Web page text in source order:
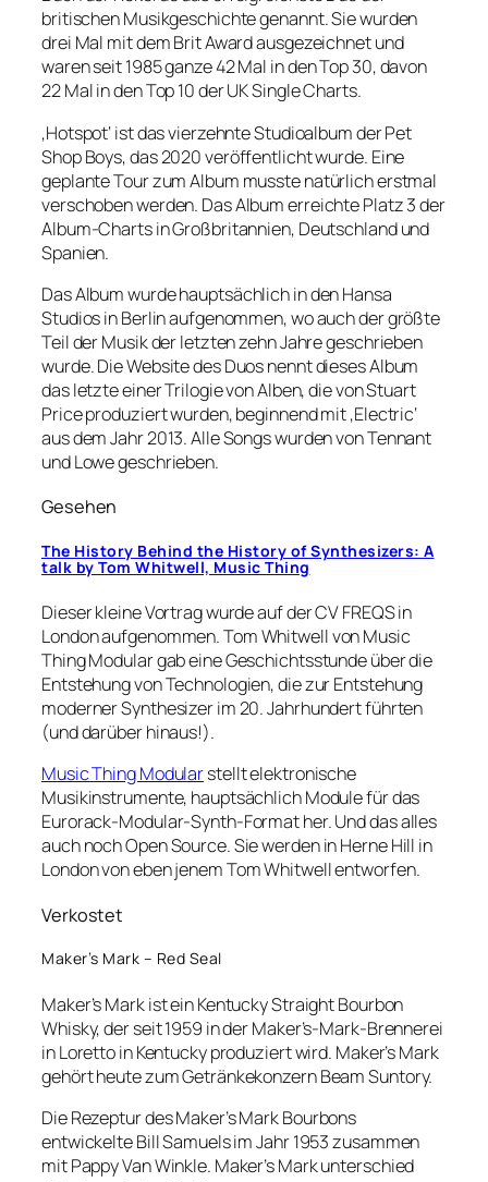
britischen Musikgeschichte genannt. Sie wurden
drei Mal mit dem Brit Award ausgezeichnet und
waren seit 1985 ganze 42 Mal in den Top 30, davon
22 Mal in den Top 10 der UK Single Charts.
‚Hotspot‘ ist das vierzehnte Studioalbum der Pet
Shop Boys, das 2020 veröffentlicht wurde. Eine
geplante Tour zum Album musste natürlich erstmal
verschoben werden. Das Album erreichte Platz 3 der
Album-Charts in Großbritannien, Deutschland und
Spanien.
Das Album wurde hauptsächlich in den Hansa
Studios in Berlin aufgenommen, wo auch der größte
Teil der Musik der letzten zehn Jahre geschrieben
wurde. Die Website des Duos nennt dieses Album
das letzte einer Trilogie von Alben, die von Stuart
Price produziert wurden, beginnend mit ‚Electric‘
aus dem Jahr 2013. Alle Songs wurden von Tennant
und Lowe geschrieben.
Gesehen
The History Behind the History of Synthesizers: A
talk by Tom Whitwell, Music Thing
Dieser kleine Vortrag wurde auf der CV FREQS in
London aufgenommen. Tom Whitwell von Music
Thing Modular gab eine Geschichtsstunde über die
Entstehung von Technologien, die zur Entstehung
moderner Synthesizer im 20. Jahrhundert führten
(und darüber hinaus!).
Music Thing Modularstellt elektronische
Musikinstrumente, hauptsächlich Module für das
Eurorack-Modular-Synth-Format her. Und das alles
auch noch Open Source. Sie werden in Herne Hill in
London von eben jenem Tom Whitwell entworfen.
Verkostet
Maker’s Mark – Red Seal
Maker’s Mark ist ein Kentucky Straight Bourbon
Whisky, der seit 1959 in der Maker’s-Mark-Brennerei
in Loretto in Kentucky produziert wird. Maker’s Mark
gehört heute zum Getränkekonzern Beam Suntory.
Die Rezeptur des Maker’s Mark Bourbons
entwickelte Bill Samuels im Jahr 1953 zusammen
mit Pappy Van Winkle. Maker’s Mark unterschied